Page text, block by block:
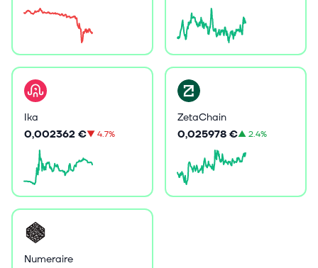
Ika
0,002362 €▼4.7%
ZetaChain
0,025978 €▲2.4%
Numeraire